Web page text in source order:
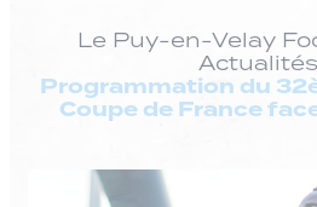
Le Puy-en-Velay
Actualités
Programmation du
Coupe de France